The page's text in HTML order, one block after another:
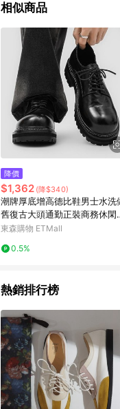
使用規則請以點數紅包活動說
相似商品
降價
$1,362 (降$340)
潮牌厚底增高德比鞋男士水洗
舊復古大頭通勤正裝商務休閑
鞋潮
東森購物 ETMall
0.5%
熱銷排行榜